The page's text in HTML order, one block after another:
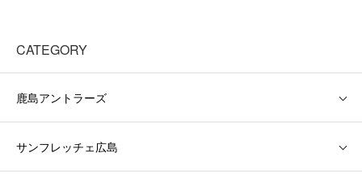
CATEGORY
鹿島アントラーズ
サンフレッチェ広島